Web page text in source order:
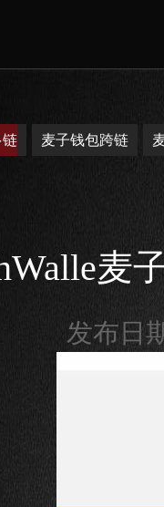
麦子钱包跨链
麦
发布日